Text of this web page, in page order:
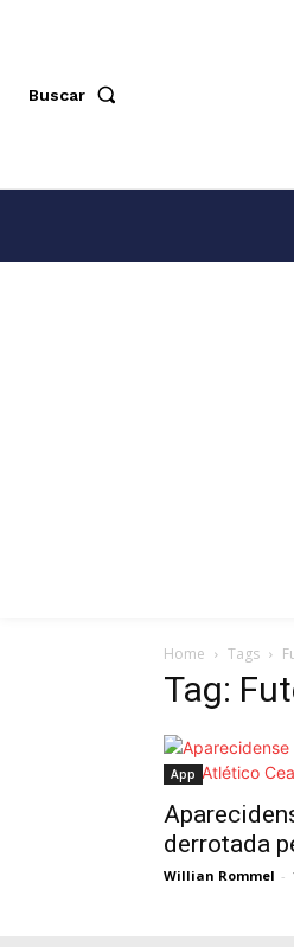
Buscar
Home Tags
Tag:
App
derrotada
Willian Rommel -